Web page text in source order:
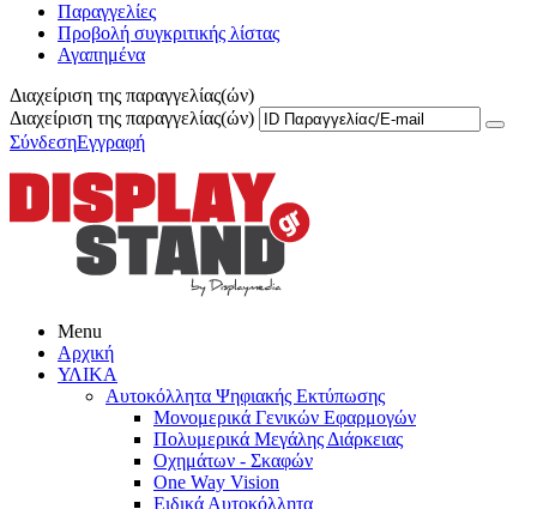
Παραγγελίες
Προβολή συγκριτικής λίστας
Αγαπημένα
Διαχείριση της παραγγελίας(ών)
Διαχείριση της παραγγελίας(ών)
ΣύνδεσηΕγγραφή
Menu
Αρχική
ΥΛΙΚΑ
Αυτοκόλλητα Ψηφιακής Εκτύπωσης
Μονομερικά Γενικών Εφαρμογών
Πολυμερικά Μεγάλης Διάρκειας
Οχημάτων - Σκαφών
One Way Vision
Ειδικά Αυτοκόλλητα